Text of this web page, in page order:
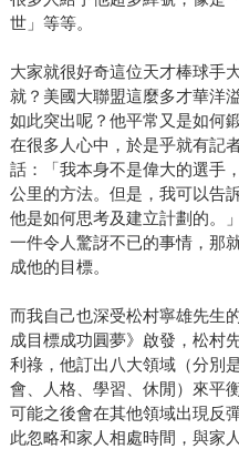
世」等等。
大家就很好奇這位天才棒球手
就？美國大聯盟這麼多才華洋
如此突出呢？他平常又是如何
在很多人心中，於是乎就有記
話：「我本身不是偉大的選手
公里的方法。但是，我可以告
他是如何思考及建立計劃的。
一件令人驚訝不已的事情，那
成他的目標。
而我自己也深受松村寧雄先生
成目標成功圓夢》啟發，松村
利祿，他訂出八大領域（分別
會、人格、學習、休閒）來平
可能之後會在其他領域出現反
此忽略和家人相處時間，與家